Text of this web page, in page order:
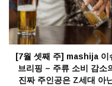
[7월 셋째 주] mashija 이
브리핑 – 주류 소비 감소
진짜 주인공은 Z세대 아닌